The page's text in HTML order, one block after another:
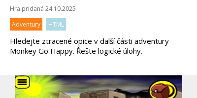
Hra pridaná 24.10.2025
Adventury
HTML
Hledejte ztracené opice v další části adventury
Monkey Go Happy. Řešte logické úlohy.